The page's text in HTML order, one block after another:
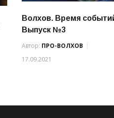
Волхов. Время
Выпуск №3
Автор: ПРО-ВОЛХОВ
17.09.2021